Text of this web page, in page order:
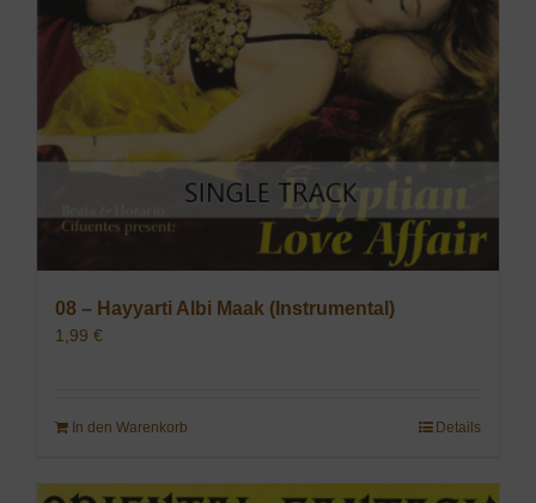
08 – Hayyarti Albi Maak (Instrumental)
1,99 €
In den Warenkorb Details